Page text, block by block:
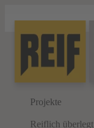
Projekte
Reiflich